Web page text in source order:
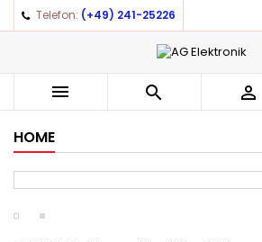
Telefon: (+49) 241-25226
  
HOME
Auf meine
((title))
((label))
((cancelText))
Anmelden
You need to be logged in to save
wishlist.
((cancelText))